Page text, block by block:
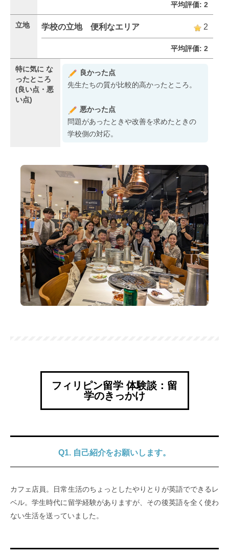
平均評価: 2
立地 学校の立地 便利なエリア 2
平均評価: 2
特に気に な
ったところ
(良い点・悪
い点)
良かった点
先生たちの質が比較的高かったところ。
悪かった点
問題があったときや改善を求めたときの
学校側の対応。
フィリピン留学 体験談：留
学のきっかけ
Q1. 自己紹介をお願いします。
カフェ店員。日常生活のちょっとしたやりとりが英語でできるレ
ベル。学生時代に留学経験がありますが、その後英語を全く使わ
ない生活を送っていました。